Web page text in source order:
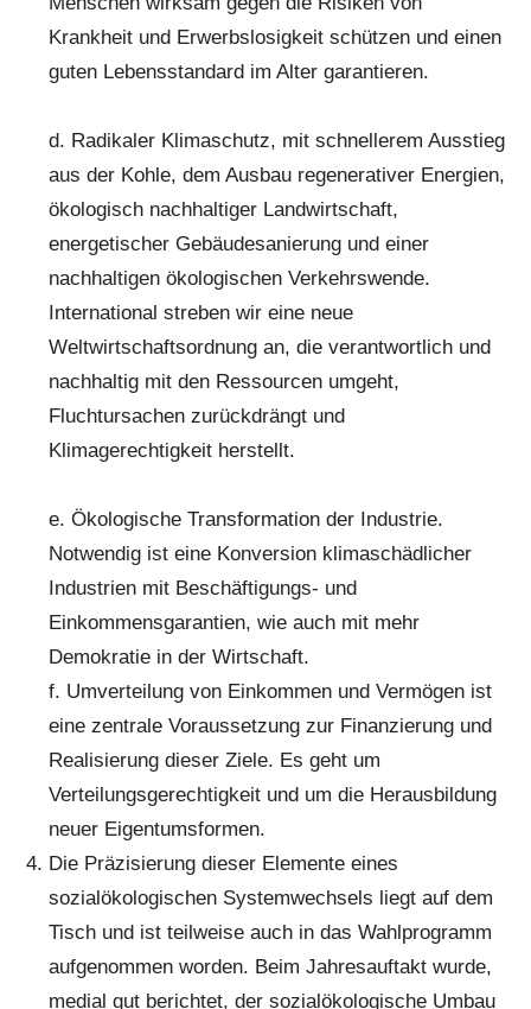
Krankheit und Erwerbslosigkeit schützen und einen
guten Lebensstandard im Alter garantieren.
d. Radikaler Klimaschutz, mit schnellerem Ausstieg
aus der Kohle, dem Ausbau regenerativer Energien,
ökologisch nachhaltiger Landwirtschaft,
energetischer Gebäudesanierung und einer
nachhaltigen ökologischen Verkehrswende.
International streben wir eine neue
Weltwirtschaftsordnung an, die verantwortlich und
nachhaltig mit den Ressourcen umgeht,
Fluchtursachen zurückdrängt und
Klimagerechtigkeit herstellt.
e. Ökologische Transformation der Industrie.
Notwendig ist eine Konversion klimaschädlicher
Industrien mit Beschäftigungs- und
Einkommensgarantien, wie auch mit mehr
Demokratie in der Wirtschaft.
f. Umverteilung von Einkommen und Vermögen ist
eine zentrale Voraussetzung zur Finanzierung und
Realisierung dieser Ziele. Es geht um
Verteilungsgerechtigkeit und um die Herausbildung
neuer Eigentumsformen.
Die Präzisierung dieser Elemente eines
sozialökologischen Systemwechsels liegt auf dem
Tisch und ist teilweise auch in das Wahlprogramm
aufgenommen worden. Beim Jahresauftakt wurde,
medial gut berichtet, der sozialökologische Umbau